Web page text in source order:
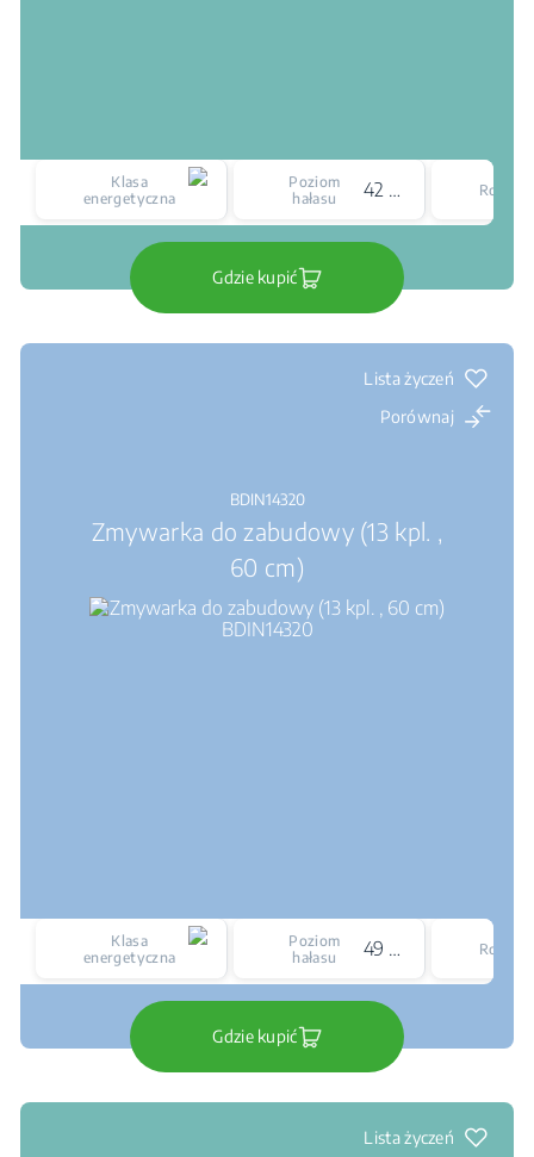
Klasa
energetyczna
Poziom
hałasu
42 dBA
Gdzie kupić
Lista życzeń
Porównaj
BDIN14320
Zmywarka do zabudowy (13 kpl. ,
60 cm)
Klasa
energetyczna
Poziom
hałasu
49 dBA
Gdzie kupić
Lista życzeń